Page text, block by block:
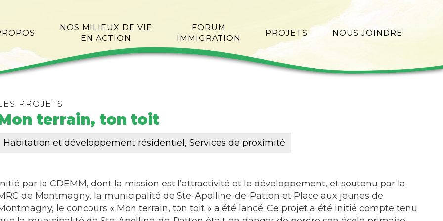
NOS MILIEUX DE VIE
EN ACTION
FORUM
IMMIGRATION
PROJETS NOUS JOINDRE
PROJETS
terrain, ton toit
Habitation et développement résidentiel, Services de proximité
par la CDEMM, dont la mission est l’attractivité et le développement, et soutenu par la
de Montmagny, la municipalité de Ste-Apolline-de-Patton et Place aux jeunes de
le concours « Mon terrain, ton toit » a été lancé. Ce projet a été initié compte tenu